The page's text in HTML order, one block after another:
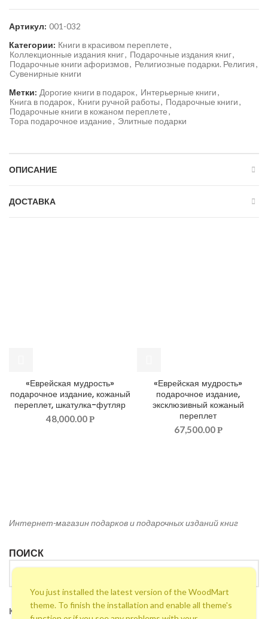
Артикул: 001-032
Категории: Книги в красивом переплете,
Коллекционные издания книг, Подарочные издания книг,
Подарочные книги афоризмов, Религиозные подарки. Религия,
Сувенирные книги
Метки: Дорогие книги в подарок, Интерьерные книги,
Книга в подарок, Книги ручной работы, Подарочные книги,
Подарочные книги в кожаном переплете,
Тора подарочное издание, Элитные подарки
ОПИСАНИЕ
ДОСТАВКА
«Еврейская мудрость»
подарочное издание, кожаный
переплет, шкатулка-футляр
48,000.00Р
«Еврейская мудрость»
подарочное издание,
эксклюзивный кожаный
переплет
67,500.00Р
Интернет-магазин подарков и подарочных изданий книг
ПОИСК
КОНТАКТЫ
You just installed the latest version of the WoodMart
theme. To finish the installation and enable all theme's